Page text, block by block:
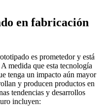
en fabricación
es prometedor y está
medida que esta tecnología
tenga un impacto aún mayor
y producen productos en
tendencias y desarrollos
incluyen: